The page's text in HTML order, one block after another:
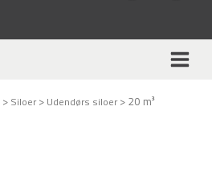
> Siloer> Udendørs siloer> 20 m³